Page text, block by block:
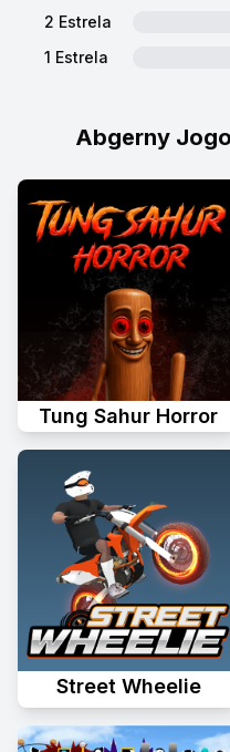
Abgerny
Tung Sahur Horror
Street Wheelie
2 Estrela
1 Estrela